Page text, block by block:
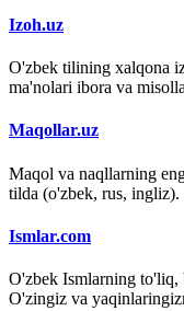
Izoh.uz
O'zbek tilining xalqona
ma'nolari ibora va
Maqollar.uz
Maqol va naqllarning
tilda (o'zbek, rus, ingliz).
Ismlar.com
O'zbek Ismlarning to'liq,
O'zingiz va